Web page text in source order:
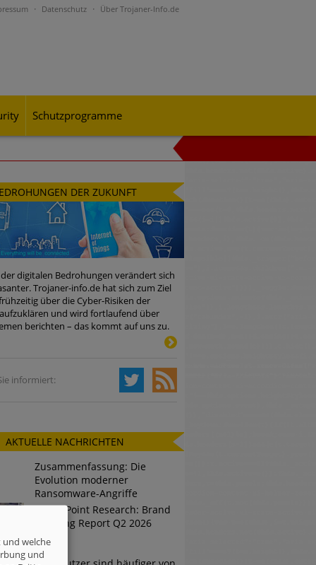
Datenschutz Über Trojaner-Info.de
Schutzprogramme
Engineering-Betrugsmaschen und
– was CISOs jetzt für
Bedrohungspotential nicht
bei Web-DDoS-Angriffen
reagiert
der Datendiebe
DER ZUKUNFT
digitalen Bedrohungen verändert sich
Trojaner-info.de hat sich zum Ziel
über die Cyber-Risiken der
und wird fortlaufend über
berichten – das kommt auf uns zu.
informiert:
AKTUELLE NACHRICHTEN
Zusammenfassung: Die
Evolution moderner
Ransomware-Angriffe
Check Point Research: Brand
Phishing Report Q2 2026
welche
und